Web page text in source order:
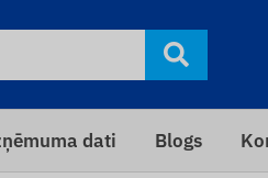
dati Blogs